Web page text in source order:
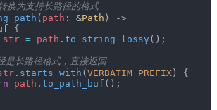
转换为支持长路径的格式
( path : &Path
{
= path . to_string_lossy ();
已经是长路径格式，直接返回
. starts_with ( VERBATIM_PREFIX ) {
path . to_path_buf ();